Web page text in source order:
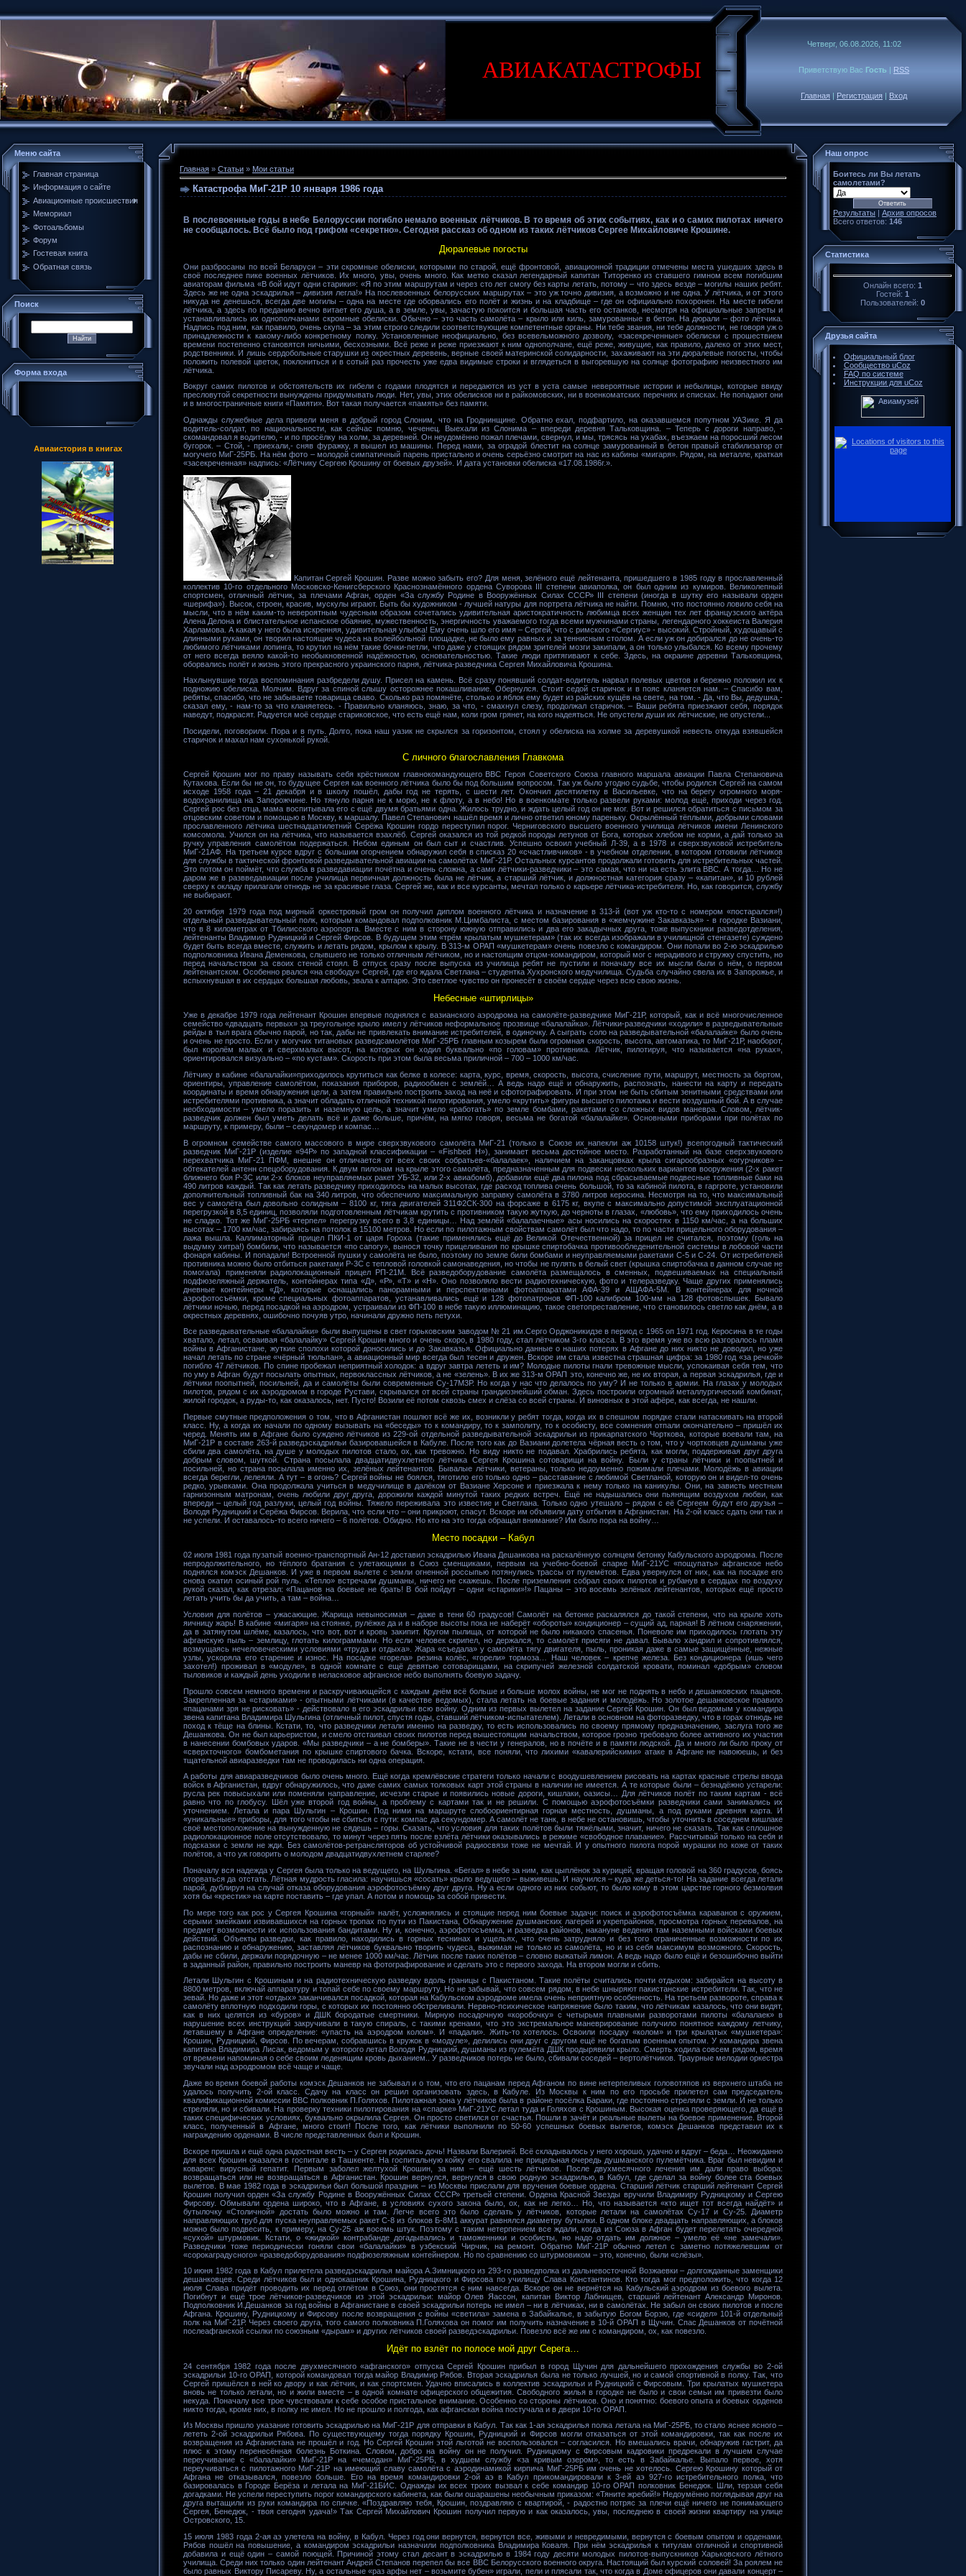
АВИАКАТАСТРОФЫ
Четверг, 06.08.2026, 11:02
Приветствую Вас Гость | RSS
Главная | Регистрация | Вход
Меню сайта
Главная страница
Информация о сайте
Авиационные происшествия
Мемориал
Фотоальбомы
Форум
Гостевая книга
Обратная связь
Поиск
Форма входа
Авиаистория в книгах
Главная » Статьи » Мои статьи
Катастрофа МиГ-21Р 10 января 1986 года
В послевоенные годы в небе Белоруссии погибло немало военных лётчиков. В то время об этих событиях, как и о самих пилотах ничего
не сообщалось. Всё было под грифом «секретно». Сегодня рассказ об одном из таких лётчиков Сергее Михайловиче Крошине.
Дюралевые погосты
Они разбросаны по всей Беларуси – эти скромные обелиски, которыми по старой, ещё фронтовой, авиационной традиции отмечены места ушедших здесь в
своё последнее пике военных лётчиков. Их много, увы, очень много. Как метко сказал легендарный капитан Титоренко из ставшего гимном всем погибшим
авиаторам фильма «В бой идут одни старики»: «Я по этим маршрутам и через сто лет смогу без карты летать, потому – что здесь везде – могилы наших ребят.
Здесь же не одна эскадрилья – дивизия легла!» На послевоенных белорусских маршрутах – это уж точно дивизия, а возможно и не одна. У лётчика, и от этого
никуда не денешься, всегда две могилы – одна на месте где оборвались его полёт и жизнь и на кладбище – где он официально похоронен. На месте гибели
лётчика, а здесь по преданию вечно витает его душа, а в земле, увы, зачастую покоится и большая часть его останков, несмотря на официальные запреты и
устанавливались их однополчанами скромные обелиски. Обычно – это часть самолёта – крыло или киль, замурованные в бетон. На дюрали – фото лётчика.
Надпись под ним, как правило, очень скупа – за этим строго следили соответствующие компетентные органы. Ни тебе звания, ни тебе должности, не говоря уж о
принадлежности к какому-либо конкретному полку. Установленные неофициально, без всевельможного дозволу, «засекреченные» обелиски с прошествием
времени постепенно становятся ничьими, бесхозными. Всё реже и реже приезжают к ним однополчане, ещё реже, живущие, как правило, далеко от этих мест,
родственники. И лишь сердобольные старушки из окрестных деревень, верные своей материнской солидарности, захаживают на эти дюралевые погосты, чтобы
положить полевой цветок, поклониться и в сотый раз прочесть уже едва видимые строки и вглядеться в выгоревшую на солнце фотографию неизвестного им
лётчика.
Вокруг самих пилотов и обстоятельств их гибели с годами плодятся и передаются из уст в уста самые невероятные истории и небылицы, которые ввиду
пресловутой секретности вынуждены придумывать люди. Нет, увы, этих обелисков ни в райкомовских, ни в военкоматских перечнях и списках. Не попадают они
и в многостраничные книги «Памяти». Вот такая получается «память» без памяти.
Однажды служебные дела привели меня в добрый город Слоним, что на Гроднинщине. Обратно ехал, подфартило, на оказавшемся попутном УАЗике. Я да
водитель-солдат, по национальности, как сейчас помню, чеченец. Выехали из Слонима – впереди деревня Тальковщина. – Теперь с дороги направо, -
скомандовал я водителю, - и по просёлку на холм, за деревней. Он неудомённо пожал плечами, свернул, и мы, трясясь на ухабах, въезжаем на поросший лесом
бугорок. – Стой, - приехали,- сняв фуражку, я вышел из машины. Перед нами, за оградой блестит на солнце замурованный в бетон правый стабилизатор от
могучего МиГ-25РБ. На нём фото – молодой симпатичный парень пристально и очень серьёзно смотрит на нас из кабины «мигаря». Рядом, на металле, краткая
«засекреченная» надпись: «Лётчику Сергею Крошину от боевых друзей». И дата установки обелиска «17.08.1986г.».
Капитан Сергей Крошин. Разве можно забыть его? Для меня, зелёного ещё лейтенанта, пришедшего в 1985 году в прославленный
коллектив 10-го отдельного Московско-Кенигсберского Краснознамённого ордена Суворова III степени авиаполка, он был одним из кумиров. Великолепный
спортсмен, отличный лётчик, за плечами Афган, орден «За службу Родине в Вооружённых Силах СССР» III степени (иногда в шутку его называли орден
«шерифа»). Высок, строен, красив, мускулы играют. Быть бы художником - лучшей натуры для портрета лётчика не найти. Помню, что постоянно ловило себя на
мысли, что в нём каким-то невероятным чудесным образом сочетались удивительная аристократичность любимца всех женщин тех лет французского актёра
Алена Делона и блистательное испанское обаяние, мужественность, энергичность уважаемого тогда всеми мужчинами страны, легендарного хоккеиста Валерия
Харламова. А какая у него была искренняя, удивительная улыбка! Ему очень шло его имя – Сергей, что с римского «Сергиус» - высокий. Стройный, худощавый с
длинными руками, он творил настоящие чудеса на волейбольной площадке, не было ему равных и за теннисным столом. А если уж он добирался до не очень-то
любимого лётчиками лопинга, то крутил на нём такие бочки-петли, что даже у стоящих рядом зрителей мозги закипали, а он только улыбался. Ко всему прочему
от него всегда веяло какой-то необыкновенной надёжностью, основательностью. Такие люди притягивают к себе. Здесь, на окраине деревни Тальковщина,
оборвались полёт и жизнь этого прекрасного украинского парня, лётчика-разведчика Сергея Михайловича Крошина.
Нахлынувшие тогда воспоминания разбредели душу. Присел на камень. Всё сразу понявший солдат-водитель нарвал полевых цветов и бережно положил их к
подножию обелиска. Молчим. Вдруг за спиной слышу осторожнее покашливание. Обернулся. Стоит седой старичок и в пояс кланяется нам. – Спасибо вам,
ребяты, спасибо, что не забываете товарища сваво. Сколько раз помянёте, столько и яблок ему будет из райских кущёв на свете, на том. - Да, что Вы, дедушка,-
сказал ему, - нам-то за что кланяетесь. - Правильно кланяюсь, знаю, за что, - смахнул слезу, продолжал старичок. – Ваши ребята приезжают себя, порядок
наведут, подкрасят. Радуется моё сердце стариковское, что есть ещё нам, коли гром грянет, на кого надеяться. Не опустели души их лётчиские, не опустели...
Посидели, поговорили. Пора и в путь. Долго, пока наш уазик не скрылся за горизонтом, стоял у обелиска на холме за деревушкой невесть откуда взявшейся
старичок и махал нам сухонькой рукой.
С личного благославления Главкома
Сергей Крошин мог по праву называть себя крёстником главнокомандующего ВВС Героя Советского Союза главного маршала авиации Павла Степановича
Кутахова. Если бы не он, то будущее Сергея как военного лётчика было бы под большим вопросом. Так уж было угодно судьбе, чтобы родился Сергей на самом
исходе 1958 года – 21 декабря и в школу пошёл, дабы год не терять, с шести лет. Окончил десятилетку в Васильевке, что на берегу огромного моря-
водохранилища на Запорожчине. Но тянуло парня не к морю, не к флоту, а в небо! Но в военкомате только развели руками: молод ещё, приходи через год.
Сергей рос без отца, мама воспитывала его с ещё двумя братьями одна. Жилось трудно, и ждать целый год он не мог. Вот и решился обратиться с письмом за
отцовским советом и помощью в Москву, к маршалу. Павел Степанович нашёл время и лично ответил юному пареньку. Окрылённый тёплыми, добрыми словами
прославленного лётчика шестнадцатилетний Серёжа Крошин гордо переступил порог. Черниговского высшего военного училища лётчиков имени Ленинского
комсомола. Учился он на лётчика, что называется взахлёб. Сергей оказался из той редкой породы летунов от Бога, которых хлебом не корми, а дай только за
ручку управления самолётом подержаться. Небом единым он был сыт и счастлив. Успешно освоил учебный Л-39, а в 1978 и сверхзвуковой истребитель
МиГ-21АФ. На третьем курсе вдруг с большим огорчением обнаружил себя в списказ 20 «счастливчиков» - в учебном отделении, в котором готовили лётчиков
для службы в тактической фронтовой разведывательной авиации на самолётах МиГ-21Р. Остальных курсантов продолжали готовить для истребительных частей.
Это потом он поймёт, что служба в разведавиации почётна и очень сложна, а сами лётчики-разведчики – это самая, что ни на есть элита ВВС. А тогда… Но не
даром же в развведавиации после училища первичная должность была не лётчик, а старший лётчик, и должностная категория сразу – «капитан», и 10 рублей
сверху к окладу прилагали отнюдь не за красивые глаза. Сергей же, как и все курсанты, мечтал только о карьере лётчика-истребителя. Но, как говорится, службу
не выбирают.
20 октября 1979 года под мирный оркестровый гром он получил диплом военного лётчика и назначение в 313-й (вот уж кто-то с номером «постарался»!)
отдельный разведывательный полк, которым командовал подполковник М.Цимбалиста, с местом базирования в «жемчужине Закавказья» - в городке Вазиани,
что в 8 километрах от Тбилисского аэропорта. Вместе с ним в сторону южную отправились и два его закадычных друга, тоже выпускники разведотделения,
лейтенанты Владимир Рудницкий и Сергей Фирсов. В будущем этим «трём крылатым мушкетерам» (так их всегда изображали в училищной стенгазете) суждено
будет быть всегда вместе, служить и летать рядом, крылом к крылу. В 313-м ОРАП «мушкетерам» очень повезло с командиром. Они попали во 2-ю эскадрилью
подполковника Ивана Деменкова, слывшего не только отличным лётчиком, но и настоящим отцом-командиром, который мог с нерадивого и стружку спустить, но
перед начальством за своих стеной стоял. В отпуск сразу после выпуска из училища ребят не пустили и поначалу все их мысли были о нём, о первом
лейтенантском. Особенно рвался «на свободу» Сергей, где его ждала Светлана – студентка Хухронского медучилища. Судьба случайно свела их в Запорожье, и
вспыхнувшая в их сердцах большая любовь, звала к алтарю. Это светлое чувство он пронесёт в своём сердце через всю свою жизнь.
Небесные «штирлицы»
Уже в декабре 1979 года лейтенант Крошин впервые поднялся с вазианского аэродрома на самолёте-разведчике МиГ-21Р, который, как и всё многочисленное
семейство «двадцать первых» за треугольное крыло имел у лётчиков неформальное прозвище «балалайка». Лётчики-разведчики «ходили» в разведывательные
рейды в тыл врага обычно парой, но так, дабы не привлекать внимание истребителей, в одиночку. А сыграть соло на разведывательной «балалайке» было очень
и очень не просто. Если у могучих титановых разведсамолётов МиГ-25РБ главным козырем были огромная скорость, высота, автоматика, то МиГ-21Р, наоборот,
был королём малых и сверхмалых высот, на которых он ходил буквально «по головам» противника. Лётчик, пилотируя, что называется «на руках»,
ориентировался визуально – «по кустам». Скорость при этом была весьма приличной – 700 – 1000 км/час.
Лётчику в кабине «балалайки»приходилось крутиться как белке в колесе: карта, курс, время, скорость, высота, счисление пути, маршрут, местность за бортом,
ориентиры, управление самолётом, показания приборов, радиообмен с землёй… А ведь надо ещё и обнаружить, распознать, нанести на карту и передать
координаты и время обнаружения цели, а затем правильно построить заход на неё и сфотографировать. И при этом не быть сбитым зенитными средствами или
истребителями противника, а значит обладать отличной техникой пилотирования, умело «крутить» фигуры высшего пилотажа и вести воздушный бой. А в случае
необходимости – умело поразить и наземную цель, а значит умело «работать» по земле бомбами, ракетами со сложных видов маневра. Словом, лётчик-
разведчик должен был уметь делать всё и даже больше, причём, на мягко говоря, весьма не богатой «балалайке». Основными приборами при полётах по
маршруту, к примеру, были – секундомер и компас…
В огромном семействе самого массового в мире сверхзвукового самолёта МиГ-21 (только в Союзе их напекли аж 10158 штук!) всепогодный тактический
разведчик МиГ-21Р (изделие «94Р» по западной классификации – «Fishbed H»), занимает весьма достойное место. Разработанный на базе сверхзвукового
перехватчика МиГ-21 ПФМ, внешне он отличается от всех своих собратьев-«балалаек», наличием на заканцовках крыла сигарообразных «огурчиков» –
обтекателей антенн спецоборудования. К двум пилонам на крыле этого самолёта, предназначенным для подвески нескольких вариантов вооружения (2-х ракет
ближнего боя Р-3С или 2-х блоков неуправляемых ракет УБ-32, или 2-х авиабомб), добавили ещё два пилона под сбрасываемые подвесные топливные баки на
490 литров каждый. Так как летать разведчику приходилось на малых высотах, где расход топлива очень большой, то за кабиной пилота, в гаргроте, установили
дополнительный топливный бак на 340 литров, что обеспечило максимальную заправку самолёта в 3780 литров керосина. Несмотря на то, что максимальный
вес у самолёта был довольно солидным – 8100 кг, тяга двигателей З11Ф2СК-300 на форсаже в 6175 кг, вкупе с максимально допустимой эксплуатационной
перегрузкой в 8,5 единиц, позволяли подготовленным лётчикам крутить с противником такую жуткую, до черноты в глазах, «любовь», что ему приходилось очень
не сладко. Тот же МиГ-25РБ «терпел» перегрузку всего в 3,8 единицы… Над землёй «балалаечные» асы носились на скоростях в 1150 км/час, а на больших
высотах – 1700 км/час, забираясь на потолок в 15100 метров. Но если по пилотажным свойствам самолёт был что надо, то по части прицельного оборудования –
лажа вышла. Каллиматорный прицел ПКИ-1 от царя Гороха (такие применялись ещё до Великой Отечественной) за прицел не считался, поэтому (голь на
выдумку хитра!) бомбили, что называется «по сапогу», вынося точку прицеливания по крышке спиртобачка противообледенительной системы в лобовой части
фонаря кабины. И попадали! Встроенной пушки у самолёта не было, поэтому по земле били бомбами и неуправляемыми ракетами С-5 и С-24. От истребителей
противника можно было отбиться ракетами Р-3С с тепловой головкой самонаведения, но чтобы не пулять в белый свет (крышка спиртобачка в данном случае не
помогала) применяли радиолокационный прицел РП-21М. Всё разведоборудование самолёта размещалось в сменных, подвешиваемых на специальный
подфюзеляжный держатель, контейнерах типа «Д», «Р», «Т» и «Н». Оно позволяло вести радиотехническую, фото и телеразведку. Чаще других применялись
дневные контейнеры «Д», которые оснащались панорамными и перспективными фотоаппаратами АФА-39 и АЩАФА-5М. В контейнерах для ночной
аэрофотосъёмки, кроме специальных фотоаппаратов, устанавливались ещё и 128 фотопатронов ФП-100 калибром 100-мм на 128 фотовспышек. Бывало
лётчики ночью, перед посадкой на аэродром, устраивали из ФП-100 в небе такую иллюминацию, такое светопреставление, что становилось светло как днём, а в
окрестных деревнях, ошибочно почуяв утро, начинали дружно петь петухи.
Все разведывательные «балалайки» были выпущены в свет горьковским заводом № 21 им.Серго Орджоникидзе в период с 1965 оп 1971 год. Керосина в те годы
хватало, летал, осваивая «балалайку» Сергей Крошин много и очень скоро, в 1980 году, стал лётчиком 3-го класса. В это время уже во всю разгоралось пламя
войны в Афганистане, жуткие сполохи которой доносились и до Закавказья. Официально данные о наших потерях в Афгане до них никто не доводил, но уже
начал летать по стране «чёрный тюльпан», а авиационный мир всегда был тесен и дружен. Вскоре им стала известна страшная цифра: за 1980 год «за речкой»
погибло 47 лётчиков. По спине пробежал неприятный холодок: а вдруг завтра лететь и им? Молодые пилоты гнали тревожные мысли, успокаивая себя тем, что
по уму в Афган будут посылать опытных, первоклассных лётчиков, а не «зелень». В их же 313-м ОРАП это, конечно же, не их вторая, а первая эскадрилья, где и
лётчики поопытней, посильней, да и самолёты были современные Су-17М3Р. Но когда у нас что делалось по уму? И не только в армии. На глазах у молодых
пилотов, рядом с их аэродромом в городе Рустави, скрывался от всей страны грандиознейший обман. Здесь построили огромный металлургический комбинат,
жилой городок, а руды-то, как оказалось, нет. Пусто! Возили её потом сквозь смех и слёза со всей страны. И виновных в этой афёре, как всегда, не нашли.
Первые смутные предположения о том, что в Афганистан пошлют всё же их, возникли у ребят тогда, когда их в спешном порядке стали натаскивать на второй
класс. Ну, а когда их начали по одному вызывать на «беседы» то к командиру, то к замполиту, то к особисту, все сомнения отпали окончательно – пришёл их
черед. Менять им в Афгане было суждено лётчиков из 229-ой отдельной разведывательной эскадрильи из прикарпатского Чорткова, которые воевали там, на
МиГ-21Р в составе 263-й разведэскадрильи базировавшейся в Кабуле. После того как до Вазиани долетела чёрная весть о том, что у чортковцев душманы уже
сбили два самолёта, на душе у молодых пилотов стало, ох, как тревожно. Но виду никто не подавал. Храбрились ребята, как могли, поддерживая друг друга
добрым словом, шуткой. Страна посылала двадцатидвухлетнего лётчика Сергея Крошина сотоварищи на войну. Были у страны лётчики и поопытней и
посильней, но страна посылала именно их, зелёных лейтенантов. Бывалые лётчики, ветераны, только недоуменно пожимали плечами. Молодёжь в авиации
всегда берегли, лелеяли. А тут – в огонь? Сергей войны не боялся, тяготило его только одно – расставание с любимой Светланой, которую он и видел-то очень
редко, урывками. Она продолжала учиться в медучилище в далёком от Вазиане Херсоне и приезжала к нему только на каникулы. Они, на зависть местным
гарнизонным матронам, очень любили друг друга, дорожили каждой минутой таких редких встреч. Ещё не надышались они пьянящим воздухом любви, как
впереди – целый год разлуки, целый год войны. Тяжело переживала это известие и Светлана. Только одно утешало – рядом с её Сергеем будут его друзья –
Володя Рудницкий и Серёжа Фирсов. Верила, что если что – они прикроют, спасут. Вскоре им объявили дату отбытия в Афганистан. На 2-ой класс сдать они так и
не успели. И оставалось-то всего ничего – 6 полётов. Обидно. Но кто на это тогда обращал внимание? Им было пора на войну…
Место посадки – Кабул
02 июля 1981 года пузатый военно-транспортный Ан-12 доставил эскадрилью Ивана Дешанкова на раскалённую солнцем бетонку Кабульского аэродрома. После
непродолжительного, но тёплого братания с улетающими в Союз сменщиками, первым на учебно-боевой спарке МиГ-21УС «пощупать» афганское небо
поднялся комэск Дешанков. И уже в первом вылете с земли огненной россыпью потянулись трассы от пулемётов. Едва увернулся от них, как на посадке его
снова окатил осиный рой пуль. «Тепло» встречали душманы, ничего не скажешь. После приземления собрал своих пилотов и рубанув в сердцах по воздуху
рукой сказал, как отрезал: «Пацанов на боевые не брать! В бой пойдут – одни «старики»!» Пацаны – это восемь зелёных лейтенантов, которых ещё просто
летать учить бы да учить, а там – война…
Условия для полётов – ужасающие. Жарища невыносимая – даже в тени 60 градусов! Самолёт на бетонке раскалялся до такой степени, что на крыле хоть
яичницу жарь! В кабине «мигаря» на стоянке, рулёжке да и в наборе высоты пока не наберёт «обороты» кондиционер – сущий ад, парная! В лётном снаряжении,
да в затянутом шлёме, казалось, что вот, вот и кровь закипит. Кругом пылища, от которой не было никакого спасенья. Поневоле им приходилось глотать эту
афганскую пыль – землицу, глотать килограммами. Но если человек скрипел, но держался, то самолёт присяги не давал. Бывало хандрил и сопротивлялся,
возмущаясь нечеловеческими условиями «труда и отдыха». Жара «съедала» у самолёта тягу двигателя, пыль, проникая даже в самые защищённые, нежные
узлы, ускоряла его старение и износ. На посадке «горела» резина колёс, «горели» тормоза… Наш человек – крепче железа. Без кондиционера (ишь чего
захотел!) проживал в «модуле», в одной комнате с ещё девятью сотоварищами, на скрипучей железной солдатской кровати, поминал «добрым» словом
тыловиков и каждый день уходили в неласковое афганское небо выполнять боевую задачу.
Прошло совсем немного времени и раскручивающейся с каждым днём всё больше и больше молох войны, не мог не поднять в небо и дешанковских пацанов.
Закрепленная за «стариками» - опытными лётчиками (в качестве ведомых), стала летать на боевые задания и молодёжь. Но золотое дешанковское правило
«пацанами зря не рисковать» - действовало в его эскадрильи всю войну. Одним из первых вылетел на задание Сергей Крошин. Он был ведомым у командира
звена капитана Владимира Шульгина (отличный пилот, спустя годы, ставший лётчиком-испытателем). Летали в основном на фоторазведку, что в горах отнюдь не
поход к тёще на блины. Кстати, то, что разведчики летали именно на разведку, то есть использовались по своему прямому предназначению, заслуга того же
Дешанкова. Он не был карьеристом, и смело отстаивал своих пилотов перед вышестоящим начальством, которое грозно требовало более активного их участия
в нанесении бомбовых ударов. «Мы разведчики – а не бомберы». Такие не в чести у генералов, но в почёте и в памяти людской. Да и много ли было проку от
«сверхточного» бомбометания по крышке спиртового бачка. Вскоре, кстати, все поняли, что лихими «кавалерийскими» атаке в Афгане не навоюешь, и без
тщательной авиаразведки там не проводилась ни одна операция.
А работы для авиаразведчиков было очень много. Ещё когда кремлёвские стратеги только начали с воодушевлением рисовать на картах красные стрелы ввода
войск в Афганистан, вдруг обнаружилось, что даже самих самых толковых карт этой страны в наличии не имеется. А те которые были – безнадёжно устарели:
русла рек повысыхали или поменяли направление, исчезли старые и появились новые дороги, кишлаки, оазисы… Для лётчиков полёт по таким картам - всё
равно что по глобусу. Шёл уже второй год войны, а проблему с картами так и не решили. С помощью аэрофотосъёмки разведчики сами занимались их
уточнением. Летала и пара Шульгин – Крошин. Под ними на маршруте слобоориентирная горная местность, душманы, а под руками древняя карта. И
«уникальные» приборы, для того чтобы не сбиться с пути: компас да секундомер. А самолёт не танк, в небе не остановишь, чтобы уточнить в соседнем кишлаке
своё местоположение на вынужденную не сядешь – горы. Сказать, что условия для таких полётов были тяжёлыми, значит, ничего не сказать. Так как сплошное
радиолокационное поле отсутствовало, то минут через пять после взлёта лётчики оказывались в режиме «свободное плавание». Рассчитывай только на себя и
подсказки с земли не жди. Без самолётов-ретрансляторов об устойчивой радиосвязи тоже не мечтай. И у опытного пилота порой мурашки по коже от таких
полётов, а что уж говорить о молодом двадцатидвухлетнем старлее?
Поначалу вся надежда у Сергея была только на ведущего, на Шульгина. «Бегал» в небе за ним, как цыплёнок за курицей, вращая головой на 360 градусов, боясь
оторваться да отстать. Лётная мудрость гласила: научишься «сосать» крыло ведущего – выживешь. И научился – куда же деться-то! На задание всегда летали
парой, дублируя на случай отказа оборудования аэрофотосъёмку друг друга. Ну а если одного из них собьют, то было кому в этом царстве горного безмолвия
хотя бы «крестик» на карте поставить – где упал. А потом и помощь за собой привести.
По мере того как рос у Сергея Крошина «горный» налёт, усложнялись и стоящие перед ним боевые задачи: поиск и аэрофотосъёмка караванов с оружием,
серыми змейками извивавшихся на горных тропах по пути из Пакистана, Обнаружение душманских лагерей и укрепрайонов, просмотра горных перевалов, на
предмет возможности их использования бандитами. Ну и, конечно, аэрофотосъемка, и разведка районов, накануне ведения там наземными войсками боевых
действий. Объекты разведки, как правило, находились в горных теснинах и ущельях, что очень затрудняло и без того ограниченные возможности по их
распознанию и обнаружению, заставляя лётчиков буквально творить чудеса, выжимая не только из самолёта, но и из себя максимум возможного. Скорость,
дабы не сбили, держали порядочную – не менее 1000 км/час. Лётчик после таких полётов – словно выжатый лимон. А ведь надо было ещё и безошибочно выйти
в заданный район, правильно построить маневр на фотографирование и сделать это с первого захода. На втором могли и сбить.
Летали Шульгин с Крошиным и на радиотехническую разведку вдоль границы с Пакистаном. Такие полёты считались почти отдыхом: забирайся на высоту в
8800 метров, включай аппаратуру и топай себе по своему маршруту. Но не забывай, что совсем рядом, в небе шныряют пакистанские истребители. Так, что не
зевай. Но даже и этот «отдых» заканчивался посадкой, которая на Кабульском аэродроме имела очень неприятную особенность. На третьем развороте, справа к
самолёту вплотную подходили горы, с которых их постоянно обстреливали. Нервно-психическое напряжение было таким, что лётчикам казалось, что они видят,
как в них целятся из «буров» и ДШК бородатые смертники. Мирную посадочную «коробочку» с четырьмя плавными разворотами пилоты «балалаек» в
нарушение всех инструкций закручивали в такую спираль, с такими кренами, что это экстремальное маневрирование получило понятное каждому летчику,
летавшему в Афгане определение: «упасть на аэродром колом». И «падали». Жить-то хотелось. Освоили посадку «колом» и три крылатых «мушкетера»:
Крошин, Рудницкий, Фирсов. По вечерам, собравшись в кружок в «модуле», делились они друг с другом ещё не богатым военным опытом. У командира звена
капитана Владимира Лисак, ведомым у которого летал Володя Рудницкий, душманы из пулемёта ДШК продырявили крыло. Смерть ходила совсем рядом, время
от времени напоминая о себе своим леденящим кровь дыханием.. У разведчиков потерь не было, сбивали соседей – вертолётчиков. Траурные мелодии оркестра
звучали над аэродромом всё чаще и чаще.
Даже во время боевой работы комэск Дешанков не забывал и о том, что его пацанам перед Афганом по вине нетерпеливых головотяпов из верхнего штаба не
удалось получить 2-ой класс. Сдачу на класс он решил организовать здесь, в Кабуле. Из Москвы к ним по его просьбе прилетел сам председатель
квалификационной комиссии ВВС полковник П.Голяхов. Пилотажная зона у лётчиков была в районе посёлка Бараки, где постоянно стреляли с земли. И не только
стреляли, но и сбивали. На проверку техники пилотирования на «спарке» МиГ-21УС летал туда и Голяхов с Крошиным. Высокая оценка проверяющего, да ещё в
таких специфических условиях, буквально окрылила Сергея. Он просто светился от счастья. Пошли в зачёт и реальные вылеты на боевое применение. Второй
класс, полученный в Афгане, много стоит! После того, как лётчики выполнили по 50-60 успешных боевых вылетов, комэск Дешанков представил их к
награждению орденами. В числе представленных был и Крошин.
Вскоре пришла и ещё одна радостная весть – у Сергея родилась дочь! Назвали Валерией. Всё складывалось у него хорошо, удачно и вдруг – беда… Неожиданно
для всех Крошин оказался в госпитале в Ташкенте. На госпитальную койку его свалила не прицельная очередь душманского пулемётчика. Враг был невидим и
коварен: вирусный гепатит. Первым заболел желтухой Крошин, за ним – ещё шесть лётчиков. После двухмесячного лечения им дали право выбора:
возвращаться или не возвращаться в Афганистан. Крошин вернулся, вернулся в свою родную эскадрилью, в Кабул, где сделал за войну более ста боевых
вылетов. В мае 1982 года в эскадрильи был большой праздник – из Москвы прислали для вручения боевые ордена. Старший лётчик старший лейтенант Сергей
Крошин получил орден «За службу Родине в Вооружённых Силах СССР» третьей степени. Ордена Красной Звезды вручили Владимиру Рудницкому и Сергею
Фирсову. Обмывали ордена широко, что в Афгане, в условиях сухого закона было, ох, как не легко… Но, что называется «кто ищет тот всегда найдёт» и
бутылочку «Столичной» достать было можно и там. Легче всего это было сделать у лётчиков, которые летали на самолётах Су-17 и Су-25. Диаметр
направляющих труб для пуска неуправляемых ракет С-8 из блоков Б-8М1 аккурат равнялся диаметру бутылки. В одном блоке двадцать направляющих, а блоков
можно было подвесить, к примеру, на Су-25 аж восемь штук. Поэтому с таким нетерпением все ждали, когда из Союза в Афган будет перелетать очередной
«сухой» штурмовик. Кстати, о «жидкой» контрабанде догадывались и таможенники и особисты, но надо отдать им должное – умело её «не замечали».
Разведчики тоже периодически гоняли свои «балалайки» в узбекский Чирчик, на ремонт. Обратно МиГ-21Р обычно летел с заметно потяжелевшим от
«сорокаградусного» «разведоборудования» подфюзеляжным контейнером. Но по сравнению со штурмовиком – это, конечно, были «слёзы».
10 июня 1982 года в Кабул прилетела разведэскадрилья майора А.Зимницкого из 293-го разведполка из дальневосточной Возжаевки – долгожданные заменщики
дешанковцев. Среди лётчиков был и однокашник Крошина, Рудницкого и Фирсова по училищу Слава Константинов. Кто тогда мог предположить, что когда 12
июля Слава придёт проводить их перед отлётом в Союз, они простятся с ним навсегда. Вскоре он не вернётся на Кабульский аэродром из боевого вылета.
Погибнут и ещё трое лётчиков-разведчиков из этой эскадрильи: майор Олев Яассон, капитан Виктор Лабнищев, старший лейтенант Александр Миронов.
Подполковник И.Дешанков за год войны в Афганистане в своей эскадрильи потерь не имел – ни в лётчиках, ни в самолётах. Не забыл он своих пилотов и после
Афгана. Крошину, Рудницкому и Фирсову после возвращения с войны «светила» замена в Забайкалье, в забытую Богом Борзю, где «сидел» 101-й отдельный
полк на МиГ-21Р. Через своего друга, того самого полковника П.Голяхова он помог им получить назначение в 10-й ОРАП в Щучин. Спас Дешанков от почётной
послеафганской ссылки по союзным «дырам» и других лётчиков своей разведэскадрильи. Повезло всё же им с командиром, ох, как повезло.
Идёт по взлёт по полосе мой друг Серега…
24 сентября 1982 года после двухмесячного «афганского» отпуска Сергей Крошин прибыл в город Щучин для дальнейшего прохождения службы во 2-ой
эскадрильи 10-го ОРАП, которой командовал тогда майор Владимир Рябов. Вторая эскадрилья была не только лучшей, но и самой спортивной в полку. Так, что
Сергей пришёлся в ней ко двору и как лётчик, и как спортсмен. Удачно вписались в коллектив эскадрильи и Рудницкий с Фирсовым. Три крылатых мушкетера
вновь не только летали, но и жили вместе – в одной комнате офицерского общежития. Свободного жилья в городке не было и свои семьи им привезти было
некуда. Поначалу все трое чувствовали к себе особое пристальное внимание. Особенно со стороны лётчиков. Оно и понятно: боевого опыта и боевых орденов
никто тогда, кроме них, в полку не имел. Но не прошло и полгода, как афганская война постучала и в двери 10-го ОРАП.
Из Москвы пришло указание готовить эскадрилью на МиГ-21Р для отправки в Кабул. Так как 1-ая эскадрилья полка летала на МиГ-25РБ, то стало яснее ясного –
лететь 2-ой эскадрильи Рябова. По существующему тогда порядку Крошин, Рудницкий и Фирсов могли отказаться от этой командировки, так как после их
возвращения из Афганистана не прошёл и год. Но Сергей Крошин этой льготой не воспользовался – согласился. Но вмешались врачи, обнаружив гастрит, да
плюс к этому перенесённая болезнь Боткина. Словом, добро на войну он не получил. Рудницкому с Фирсовым кадровики предрекали в лучшем случае
переучивание с «балалайки» МиГ-21Р на «чемодан» МиГ-25РБ, в худшем службу «за кривым озером», то есть в Забайкалье. Выпало первое, хотя
переучиваться с пилотажного МиГ-21Р на имеющий славу самолёта с аэродинамикой кирпича МиГ-25РБ им очень не хотелось. Сергею Крошину который от
Афгана не отказывался, повезло больше. Его на время командировки 2-ой аэ в Кабул прикомандировали к 3-ей аэ 927-го истребительного полка, что
базировалась в Городе Берёза и летала на МиГ-21БИС. Однажды их всех троих вызвал к себе командир 10-го ОРАП полковник Бенедюк. Шли, терзая себя
догадками. Не успели переступить порог командирского кабинета, как были ошарашены необычным приказом: «Тяните жребий!» Недоумённо поглядывая друг на
друга вытащили из руки командира по спичке. «Поздравляю тебя, Крошин, поздравляю с квартирой, - радостно потряс за плечи ещё ничего не понимающего
Сергея, Бенедюк, - твоя сегодня удача!» Так Сергей Михайлович Крошин получил первую и как оказалось, увы, последнею в своей жизни квартиру на улице
Островского, 15.
15 июля 1983 года 2-ая аэ улетела на войну, в Кабул. Через год они вернутся, вернутся все, живыми и невредимыми, вернутся с боевым опытом и орденами.
Рябов пошёл на повышение, а командиром эскадрильи назначили подполковника Владимира Коваля. При нём эскадрилья к титулам отличной и спортивной
добавила и ещё один – самой поющей. Причиной этому стал десант в эскадрилью в 1984 году десяти молодых пилотов-выпускников Харьковского лётного
училища. Среди них только один лейтенант Андрей Степанов перепел бы все ВВС Белорусского военного округа. Настоящий был курский соловей! За роялем не
было равных Виктору Писареву. Ну, а остальные «раз арфы нет – возьмите бубен» играли, пели и плясали так, что когда в Доме офицеров они давали концерт –
Наш опрос
Боитесь ли Вы летать
самолетами?
Результаты | Архив опросов
Всего ответов: 146
Статистика
Онлайн всего: 1
Гостей: 1
Пользователей: 0
Друзья сайта
Официальный блог
Сообщество uCoz
FAQ по системе
Инструкции для uCoz